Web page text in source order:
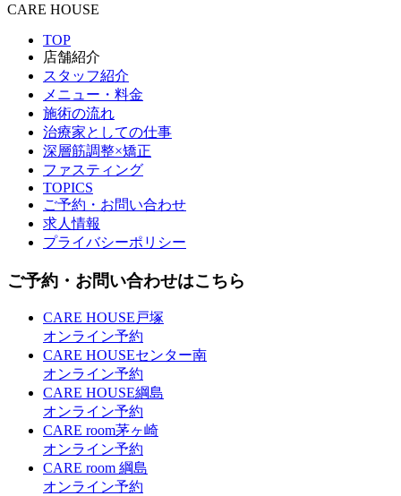
CARE HOUSE
TOP
店舗紹介
スタッフ紹介
メニュー・料金
施術の流れ
治療家としての仕事
深層筋調整×矯正
ファスティング
TOPICS
ご予約・お問い合わせ
求人情報
プライバシーポリシー
ご予約・お問い合わせはこちら
CARE HOUSE戸塚
オンライン予約
CARE HOUSEセンター南
オンライン予約
CARE HOUSE綱島
オンライン予約
CARE room茅ヶ崎
オンライン予約
CARE room 綱島
オンライン予約